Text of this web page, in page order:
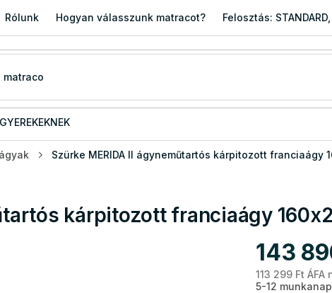
Rólunk Hogyan válasszunk matracot? Felosztás: STANDARD,
GYEREKEKNEK
Szürke MERIDA II ágyneműtartós kárpitozott franciaágy
kárpitozott franciaágy
143
113 299 Ft ÁFA
5-12 munkanap